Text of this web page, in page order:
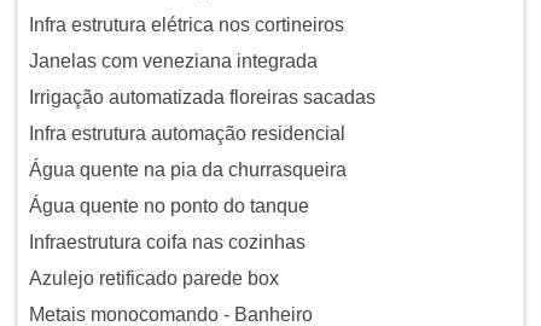
Infra estrutura elétrica nos cortineiros
Janelas com veneziana integrada
Irrigação automatizada floreiras sacadas
Infra estrutura automação residencial
Água quente na pia da churrasqueira
Água quente no ponto do tanque
Infraestrutura coifa nas cozinhas
Azulejo retificado parede box
Metais monocomando - Banheiro